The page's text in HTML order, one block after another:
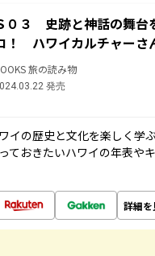
０３ 史跡と神話の舞台
！ ハワイカルチャーさ
旅の読み物
発売
イの歴史と文化を楽しく学
ておきたいハワイの年表や
詳細を